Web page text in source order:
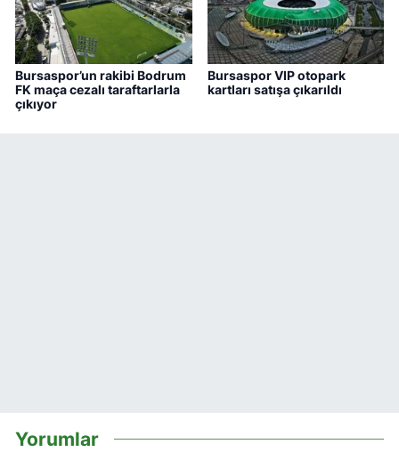
Bursaspor’un rakibi Bodrum
FK maça cezalı taraftarlarla
çıkıyor
Bursaspor VIP otopark
kartları satışa çıkarıldı
Yorumlar